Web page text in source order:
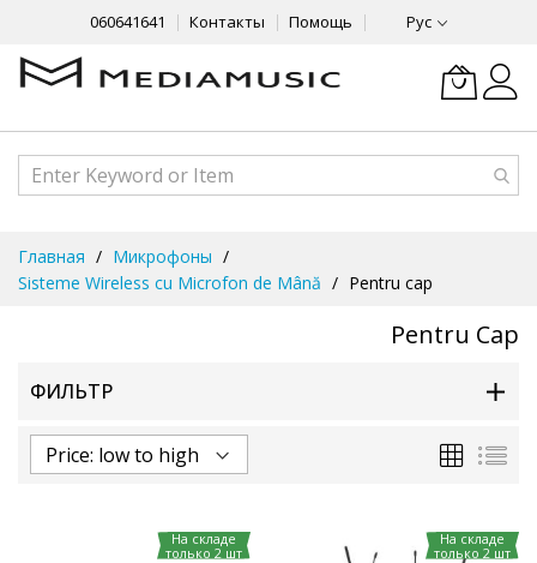
060641641 Контакты Помощь Рус
Content
Главная
Микрофоны
Sisteme Wireless cu Microfon de Mână
Pentru cap
Pentru Cap
ФИЛЬТР
Сетка
На складе
только 2 шт
На складе
только 2 шт